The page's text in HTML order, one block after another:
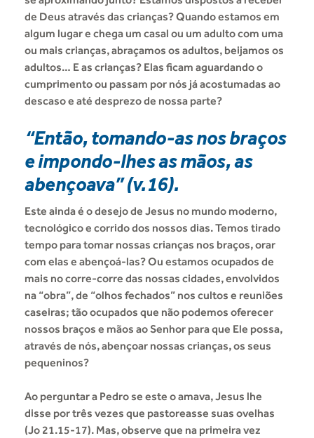
de Deus através das crianças? Quando estamos em
algum lugar e chega um casal ou um adulto com uma
ou mais crianças, abraçamos os adultos, beijamos os
adultos… E as crianças? Elas ficam aguardando o
cumprimento ou passam por nós já acostumadas ao
descaso e até desprezo de nossa parte?
“Então, tomando-as nos braços
e impondo-lhes as mãos, as
abençoava”(v.16).
Este ainda é o desejo de Jesus no mundo moderno,
tecnológico e corrido dos nossos dias. Temos tirado
tempo para tomar nossas crianças nos braços, orar
com elas e abençoá-las? Ou estamos ocupados de
mais no corre-corre das nossas cidades, envolvidos
na “obra”, de “olhos fechados” nos cultos e reuniões
caseiras; tão ocupados que não podemos oferecer
nossos braços e mãos ao Senhor para que Ele possa,
através de nós, abençoar nossas crianças, os seus
pequeninos?
Ao perguntar a Pedro se este o amava, Jesus lhe
disse por três vezes que pastoreasse suas ovelhas
(Jo 21.15-17). Mas, observe que na primeira vez